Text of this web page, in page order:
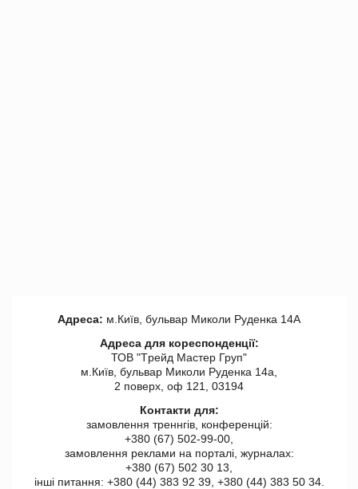
Адреса: м.Київ, бульвар Миколи Руденка 14А
Адреса для кореспонденції:
ТОВ "Tрейд Мастер Груп"
м.Київ, бульвар Миколи Руденка 14а,
2 поверх, оф 121, 03194
Контакти для:
замовлення треннгів, конференцій:
+380 (67) 502-99-00,
замовлення реклами на порталі, журналах:
+380 (67) 502 30 13,
інші питання: +380 (44) 383 92 39, +380 (44) 383 50 34.